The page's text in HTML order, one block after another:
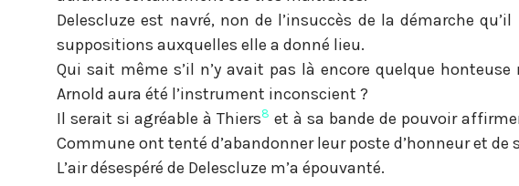
Delescluze est navré, non de l’insuccès de la démarche
suppositions auxquelles elle a donné lieu.
Qui sait même s’il n’y avait pas là encore quelque
Arnold aura été l’instrument inconscient ?
Il serait si agréable à Thiers8 et à sa bande de pouvoir
Commune ont tenté d’abandonner leur poste d’honneur et de
L’air désespéré de Delescluze m’a épouvanté.